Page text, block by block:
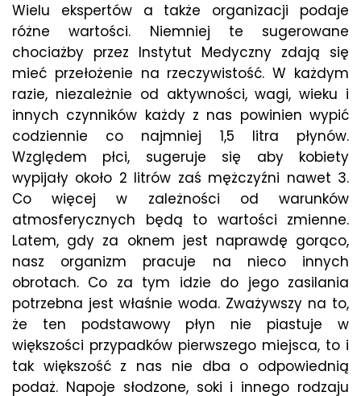
Wielu ekspertów a także organizacji podaje
różne wartości. Niemniej te sugerowane
chociażby przez Instytut Medyczny zdają się
mieć przełożenie na rzeczywistość. W każdym
razie, niezależnie od aktywności, wagi, wieku i
innych czynników każdy z nas powinien wypić
codziennie co najmniej 1,5 litra płynów.
Względem płci, sugeruje się aby kobiety
wypijały około 2 litrów zaś mężczyźni nawet 3.
Co więcej w zależności od warunków
atmosferycznych będą to wartości zmienne.
Latem, gdy za oknem jest naprawdę gorąco,
nasz organizm pracuje na nieco innych
obrotach. Co za tym idzie do jego zasilania
potrzebna jest właśnie woda. Zważywszy na to,
że ten podstawowy płyn nie piastuje w
większości przypadków pierwszego miejsca, to i
tak większość z nas nie dba o odpowiednią
podaż. Napoje słodzone, soki i innego rodzaju